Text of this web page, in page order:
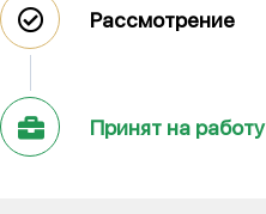
Рассмотрение
Принят на работу